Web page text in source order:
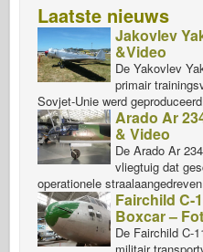
Laatste nieuws
Jakovlev
&Video
De Yakovlev
primair
Sovjet-Unie werd
Arado Ar
& Video
De Arado Ar
vliegtuig dat
operationele
Fairchild C-
Boxcar –
De Fairchild C-